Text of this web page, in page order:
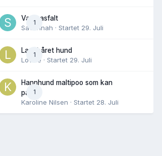
1
Varm asfalt
Savannah · Startet 29. Juli
1
Langhåret hund
Lovise · Startet 29. Juli
1
Hannhund maltipoo som kan
parres
Karoline Nilsen · Startet 28. Juli